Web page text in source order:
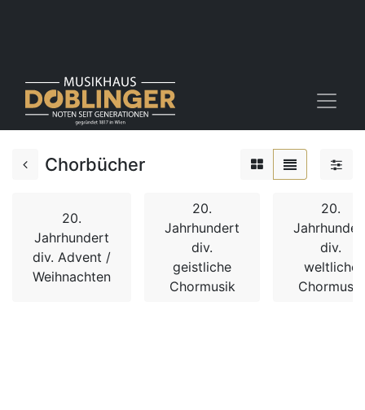
Chorbücher
20.
Jahrhundert
div. Advent /
Weihnachten
20.
Jahrhundert
div.
geistliche
Chormusik
20.
div.
weltliche
Chormusik